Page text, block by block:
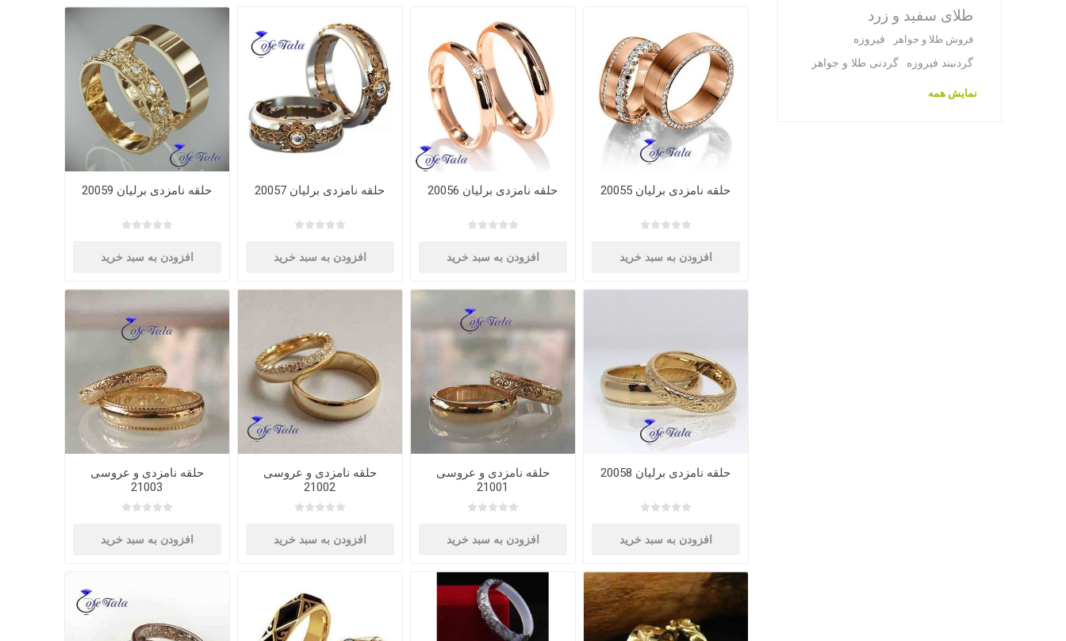
حلقه نامزدی برلیان 20055
افزودن به سبد خرید
حلقه نامزدی برلیان 20056
افزودن به سبد خرید
حلقه نامزدی برلیان 20057
افزودن به سبد خرید
حلقه نامزدی برلیان 20059
افزودن به سبد خرید
حلقه نامزدی برلیان 20058
افزودن به سبد خرید
حلقه نامزدی و عروسی
21001
افزودن به سبد خرید
حلقه نامزدی و عروسی
21002
افزودن به سبد خرید
حلقه نامزدی و عروسی
21003
افزودن به سبد خرید
طلای سفید و زرد
فروش طلا و جواهر
فیروزه
گردنبند فیروزه
گردنی طلا و جواهر
نمایش همه